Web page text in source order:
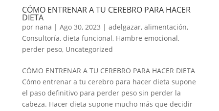
CÓMO ENTRENAR A TU CEREBRO PARA HACER
DIETA
por nana | Ago 30, 2023 | adelgazar, alimentación,
Consultoría, dieta funcional, Hambre emocional,
perder peso, Uncategorized
CÓMO ENTRENAR A TU CEREBRO PARA HACER DIETA
Cómo entrenar a tu cerebro para hacer dieta supone
el paso definitivo para perder peso sin perder la
cabeza. Hacer dieta supone mucho más que decidir